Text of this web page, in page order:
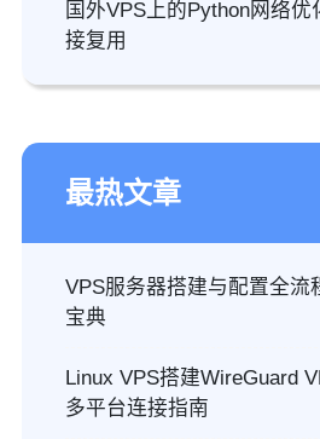
国外VPS上的Python网络优
接复用
最热文章
VPS服务器搭建与配置全流
宝典
Linux VPS搭建WireGuard
多平台连接指南